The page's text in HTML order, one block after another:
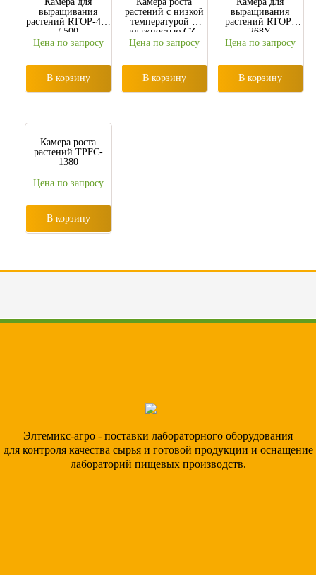
выращивания
растений RTOP-400
/ 500
Цена по запросу
В корзину
растений с низкой
температурой и
влажностью CZ-
1600FC
Цена по запросу
В корзину
выращивания
растений RTOP-
268Y
Цена по запросу
В корзину
Камера роста
растений TPFC-
1380
Цена по запросу
В корзину
Элтемикс-агро - поставки лабораторного оборудования
для контроля качества сырья и готовой продукции и оснащение
лабораторий пищевых производств.